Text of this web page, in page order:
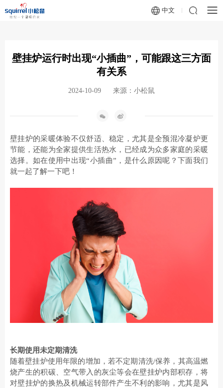
中文
壁挂炉运行时出现“小插曲”，可能跟这三方面
有关系
2024-10-09 来源：小松鼠
壁挂炉的采暖体验不仅舒适、稳定，尤其是全预混冷凝炉更
节能，还能为全家提供生活热水，已经成为众多家庭的采暖
选择。如在使用中出现“小插曲”，是什么原因呢？下面我们
就一起了解一下吧！
长期使用未定期清洗
随着壁挂炉使用年限的增加，若不定期清洗/保养，其高温燃
烧产生的积碳、空气带入的灰尘等会在壁挂炉内部积存，将
对壁挂炉的换热及机械运转部件产生不利的影响，尤其是风